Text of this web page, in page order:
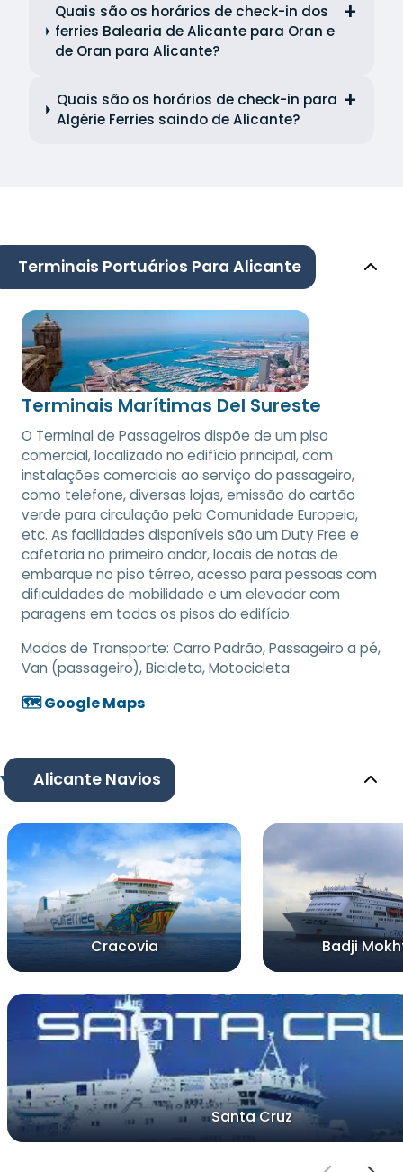
Quais são os horários de check-in dos
ferries Balearia de Alicante para Oran e
de Oran para Alicante?
Quais são os horários de check-in para
Algérie Ferries saindo de Alicante?
Terminais Portuários Para Alicante
Terminais Marítimas Del Sureste
O Terminal de Passageiros dispõe de um piso
comercial, localizado no edifício principal, com
instalações comerciais ao serviço do passageiro,
como telefone, diversas lojas, emissão do cartão
verde para circulação pela Comunidade Europeia,
etc. As facilidades disponíveis são um Duty Free e
cafetaria no primeiro andar, locais de notas de
embarque no piso térreo, acesso para pessoas com
dificuldades de mobilidade e um elevador com
paragens em todos os pisos do edifício.
Modos de Transporte: Carro Padrão, Passageiro a pé,
Van (passageiro), Bicicleta, Motocicleta
🗺️ Google Maps
Alicante Navios
Cracovia Badji
Santa Cruz